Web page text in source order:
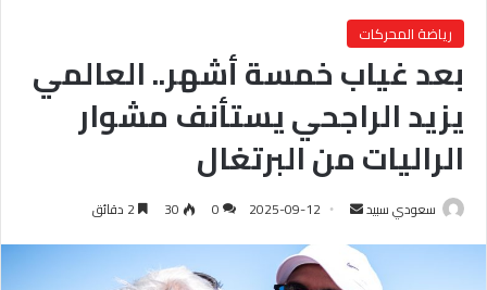
رياضة المحركات
بعد غياب خمسة أشهر.. العالمي
يزيد الراجحي يستأنف مشوار
الراليات من البرتغال
سعودي سبيد
س
2025-09-12
0
30